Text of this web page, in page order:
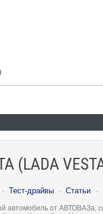
(LADA
· Тест-драйвы · Статьи ·
автомобиль от АВТОВАЗа,